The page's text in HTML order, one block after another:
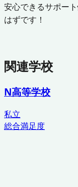
安心できるサポー
はずです！
関連学校
N高等学校
私立
総合満足度